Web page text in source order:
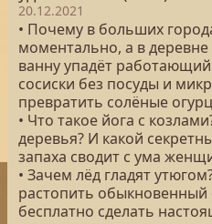
20.12.2021
• Почему в больших
моментально, а в деревне
ванну упадёт
сосиски без посуды и
превратить солёные
• Что такое йога с
деревья? И какой
запаха сводит с ума
• Зачем лёд гладят
растопить обыкновенный
бесплатно сделать